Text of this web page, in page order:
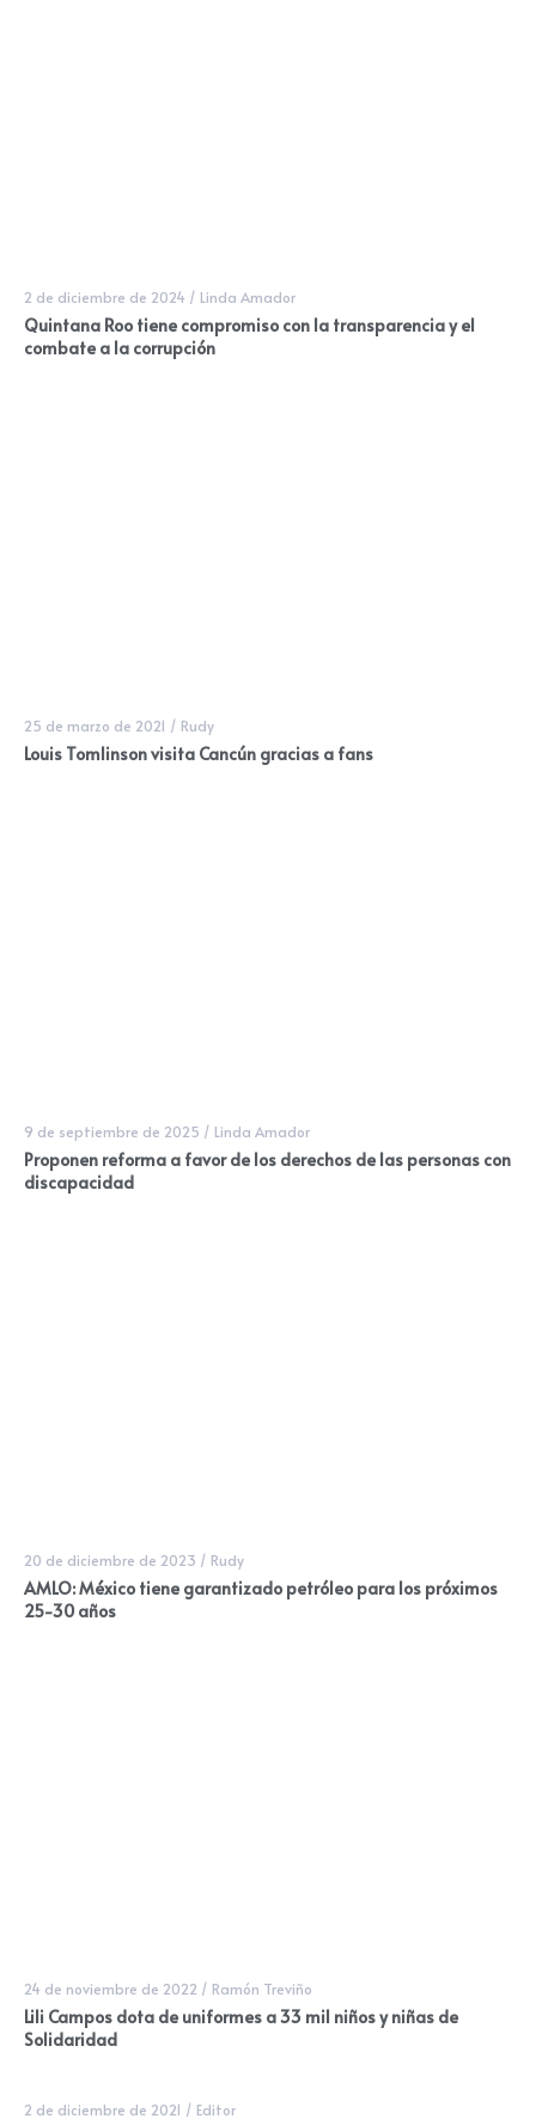
2 de diciembre de 2024 / Linda Amador
Quintana Roo tiene compromiso con la transparencia y el
combate a la corrupción
25 de marzo de 2021 / Rudy
Louis Tomlinson visita Cancún gracias a fans
9 de septiembre de 2025 / Linda Amador
Proponen reforma a favor de los derechos de las personas con
discapacidad
20 de diciembre de 2023 / Rudy
AMLO: México tiene garantizado petróleo para los próximos
25-30 años
24 de noviembre de 2022 / Ramón Treviño
Lili Campos dota de uniformes a 33 mil niños y niñas de
Solidaridad
2 de diciembre de 2021 / Editor